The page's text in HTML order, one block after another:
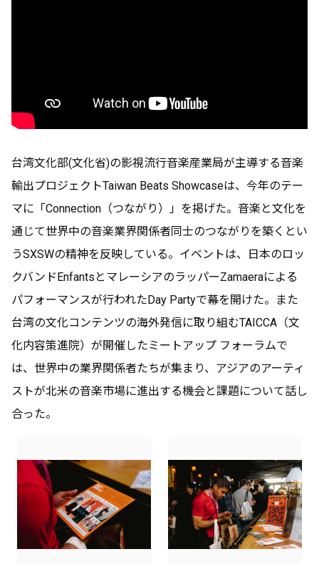
台湾文化部(文化省)の影視流行音楽産業局が主導する音楽
輸出プロジェクトTaiwan Beats Showcaseは、今年のテー
マに「Connection（つながり）」を掲げた。音楽と文化を
通じて世界中の音楽業界関係者同士のつながりを築くとい
うSXSWの精神を反映している。イベントは、日本のロッ
クバンドEnfantsとマレーシアのラッパーZamaeraによる
パフォーマンスが行われたDay Partyで幕を開けた。また
台湾の文化コンテンツの海外発信に取り組むTAICCA（文
化内容策進院）が開催したミートアップ フォーラムで
は、世界中の業界関係者たちが集まり、アジアのアーティ
ストが北米の音楽市場に進出する機会と課題について話し
合った。